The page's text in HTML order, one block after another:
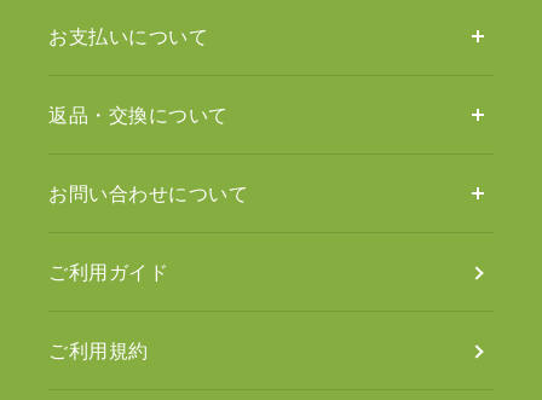
お支払いについて
返品・交換について
お問い合わせについて
ご利用ガイド
ご利用規約